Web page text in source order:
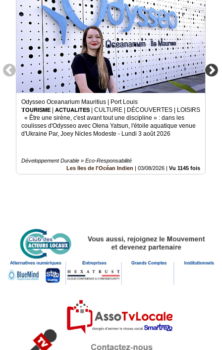
Odysseo Oceanarium Mauritius | Port Louis
𝐓𝗢𝗨𝗥𝗜𝗦𝗠𝗘 | 𝗔𝗖𝗧𝗨𝗔𝗟𝗜𝗧𝗘́𝗦 | CULTURE | DÉCOUVERTES | LOISIRS
« Être une sirène, c'est avant tout une discipline » : dans les
coulisses d'Odysseo avec Olena Yatsun, l'étoile aquatique venue
d'Ukraine Par, Joey Nicles Modeste - Lundi 3 août 2026
Développement Durable » Eco-Responsabilité
Les Iles de l'Océan Indien | 03/08/2026 | Vu 1145 fois